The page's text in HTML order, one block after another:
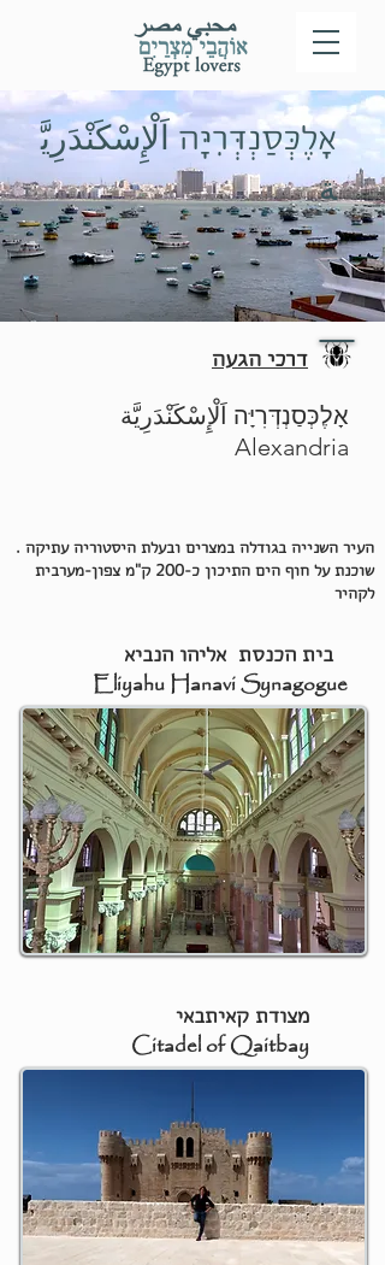
אָלֶכְּסַנְדְּרִיָּהاَلْإِسْكَنْدَرِيَّ
ة
דרכי הגעה
אָלֶכְּסַנְדְּרִיָּה اَلْإِسْكَنْدَرِيَّة
Alexandria
העיר השנייה בגודלה במצרים ובעלת היסטוריה עתיקה .
שוכנת על חוף הים התיכון
כ-200 ק"מ צפון-מערבית
לקהיר
בית הכנסת אליהו הנביא
מצודת קאיתבאי